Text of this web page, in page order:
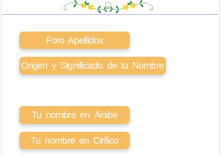
Foro Apellidos
Origen y Significado de tu Nombre
Tu nombre en Árabe
Tu nombre en Cirílico